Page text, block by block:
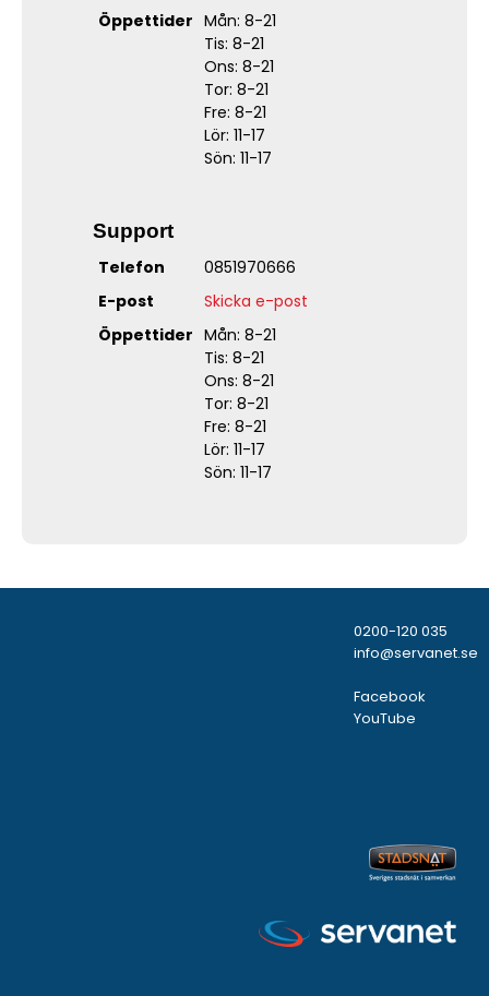
Öppettider Mån: 8-21
Tis: 8-21
Ons: 8-21
Tor: 8-21
Fre: 8-21
Lör: 11-17
Sön: 11-17
Support
Telefon
0851970666
E-post
Skicka e-post
Öppettider Mån: 8-21
Tis: 8-21
Ons: 8-21
Tor: 8-21
Fre: 8-21
Lör: 11-17
Sön: 11-17
0200-120 035
info@servanet.se
Facebook
YouTube